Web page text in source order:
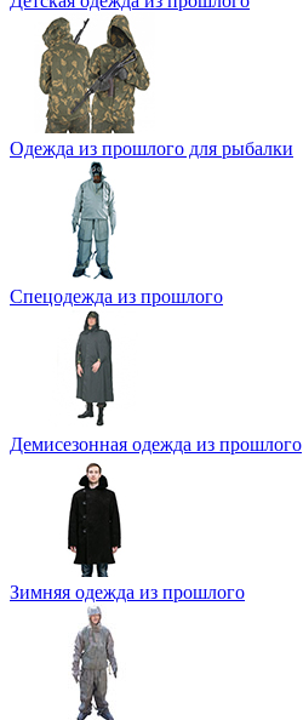
Одежда из прошлого для рыбалки
Спецодежда из прошлого
Демисезонная одежда из прошлого
Зимняя одежда из прошлого